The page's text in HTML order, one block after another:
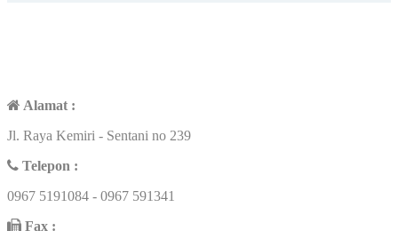
Alamat :
Jl. Raya Kemiri - Sentani no 239
Telepon :
0967 5191084 - 0967 591341
Fax :